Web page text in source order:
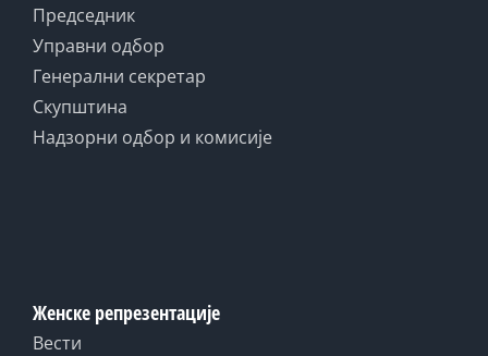
Председник
Управни одбор
Генерални секретар
Скупштина
Надзорни одбор и комисије
Женске репрезентације
Вести